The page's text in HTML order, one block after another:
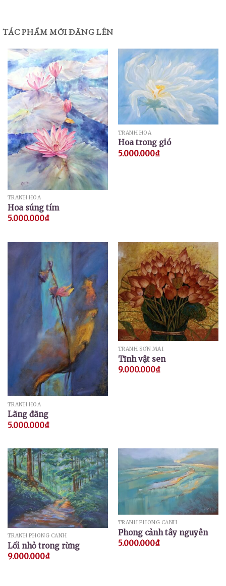
TÁC PHẨM MỚI ĐĂNG LÊN
TRANH HOA
Hoa súng tím
5.000.000₫
TRANH HOA
Hoa trong gió
5.000.000₫
TRANH HOA
Lãng đãng
5.000.000₫
TRANH SƠN MÀI
Tĩnh vật sen
9.000.000₫
TRANH PHONG CẢNH
Lối nhỏ trong rừng
9.000.000₫
TRANH PHONG CẢNH
Phong cảnh tây nguyên
5.000.000₫